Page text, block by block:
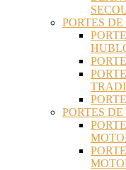
PORTES
PORTES